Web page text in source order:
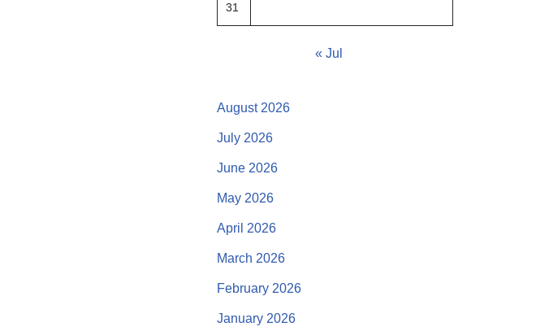
31
« Jul
August 2026
July 2026
June 2026
May 2026
April 2026
March 2026
February 2026
January 2026